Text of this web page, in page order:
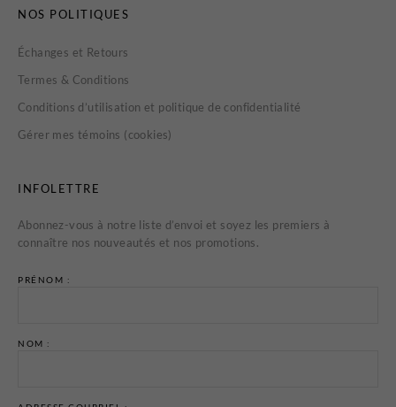
NOS POLITIQUES
Échanges et Retours
Termes & Conditions
Conditions d’utilisation et politique de confidentialité
Gérer mes témoins (cookies)
INFOLETTRE
Abonnez-vous à notre liste d’envoi et soyez les premiers à
connaître nos nouveautés et nos promotions.
PRÉNOM :
NOM :